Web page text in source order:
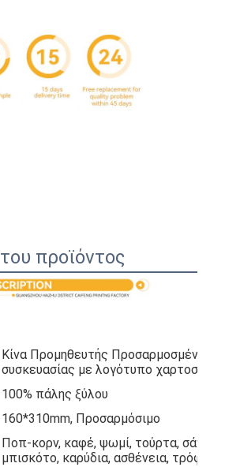
μας
προϊόντος
Κίνα Προμηθευτής Προσαρμοσμένα
συσκευασίας με λογότυπο
100% πάλης ξύλου
160*310mm, Προσαρμόσιμο
Ποπ-κορν, καφέ, ψωμί, τούρτα,
μπισκότο, καρύδια, ασθένεια,